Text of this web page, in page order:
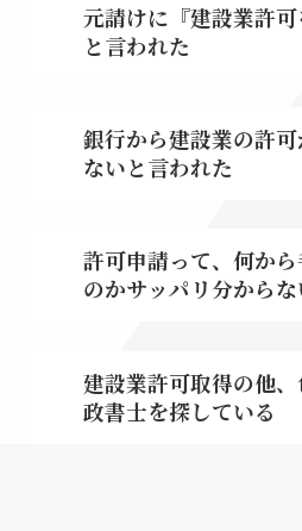
元請けに『建設業許可
と言われた
銀行から建設業の許
ないと言われた
許可申請って、何か
のかサッパリ分からな
建設業許可取得の他
政書士を探している